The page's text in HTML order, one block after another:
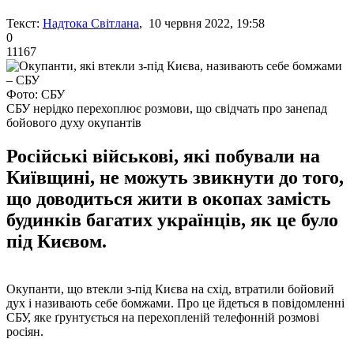
Текст: Надтока Світлана, 10 червня 2022, 19:58
0
11167
Фото: СБУ
СБУ нерідко перехоплює розмови, що свідчать про занепад
бойового духу окупантів
Російські військові, які побували на
Київщині, не можуть звикнути до того,
що доводиться жити в окопах замість
будинків багатих українців, як це було
під Києвом.
Окупанти, що втекли з-під Києва на схід, втратили бойовий
дух і називають себе бомжами. Про це йдеться в повідомленні
СБУ, яке ґрунтується на перехопленій телефонній розмові
росіян.